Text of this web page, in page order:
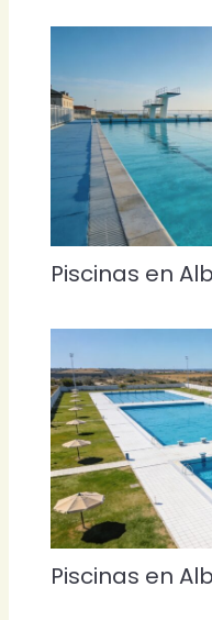
Piscinas en
Piscinas en